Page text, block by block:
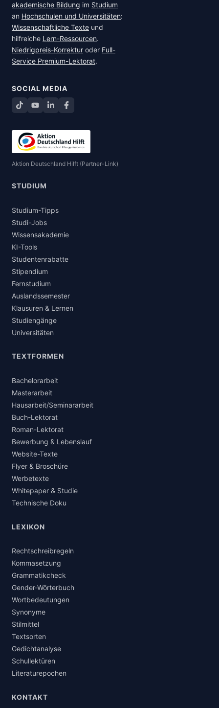
akademische Bildung im Studium
an Hochschulen und Universitäten:
Wissenschaftliche Texte und
hilfreiche Lern-Ressourcen.
Niedrigpreis-Korrektur oder Full-
Service Premium-Lektorat.
SOCIAL MEDIA
TikTokYouTube
LinkedInFacebook teilen
Aktion Deutschland Hilft (Partner-Link)
STUDIUM
Studium-Tipps
Studi-Jobs
Wissensakademie
KI-Tools
Studentenrabatte
Stipendium
Fernstudium
Auslandssemester
Klausuren & Lernen
Studiengänge
Universitäten
TEXTFORMEN
Bachelorarbeit
Masterarbeit
Hausarbeit/Seminararbeit
Buch-Lektorat
Roman-Lektorat
Bewerbung & Lebenslauf
Website-Texte
Flyer & Broschüre
Werbetexte
Whitepaper & Studie
Technische Doku
LEXIKON
Rechtschreibregeln
Kommasetzung
Grammatikcheck
Gender-Wörterbuch
Wortbedeutungen
Synonyme
Stilmittel
Textsorten
Gedichtanalyse
Schullektüren
Literaturepochen
KONTAKT